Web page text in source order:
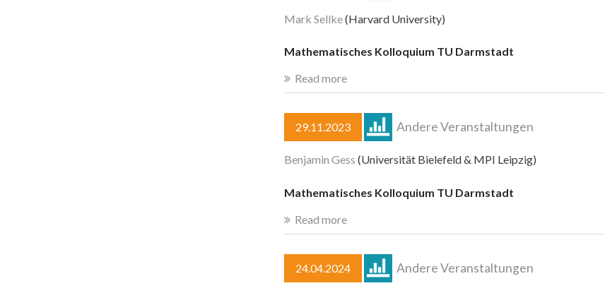
Mark Sellke(Harvard University)
Mathematisches Kolloquium TU Darmstadt
Read more
29.11.2023 Andere Veranstaltungen
Benjamin Gess (Universität Bielefeld & MPI Leipzig)
Mathematisches Kolloquium TU Darmstadt
Read more
24.04.2024 Andere Veranstaltungen